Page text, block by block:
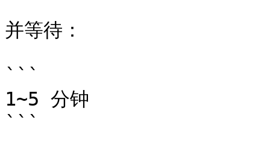
并等待：
```
1~5 分钟
```